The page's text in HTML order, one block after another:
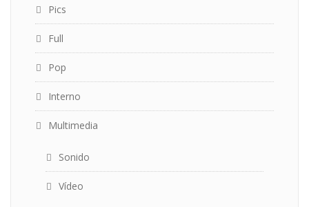
Pics
Full
Pop
Interno
Multimedia
Sonido
Vídeo